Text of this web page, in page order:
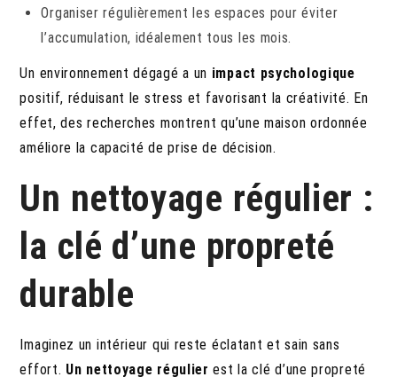
Organiser régulièrement les espaces pour éviter
l’accumulation, idéalement tous les mois.
Un environnement dégagé a un impact psychologique
positif, réduisant le stress et favorisant la créativité. En
effet, des recherches montrent qu’une maison ordonnée
améliore la capacité de prise de décision.
Un nettoyage régulier :
la clé d’une propreté
durable
Imaginez un intérieur qui reste éclatant et sain sans
effort. Un nettoyage régulier est la clé d’une propreté